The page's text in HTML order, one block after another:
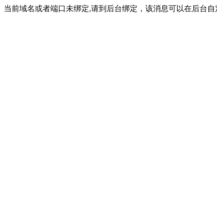
当前域名或者端口未绑定,请到后台绑定，该消息可以在后台自